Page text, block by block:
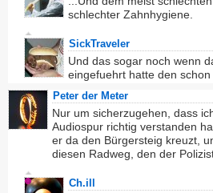
schlechter Zahnhygiene.
SickTraveler
Und das sogar noch wenn
eingefuehrt hatte den
Peter der Meter
Nur um sicherzugehen, dass
Audiospur richtig verstanden
er da den Bürgersteig kreuzt,
diesen Radweg, den der
Ch.ill